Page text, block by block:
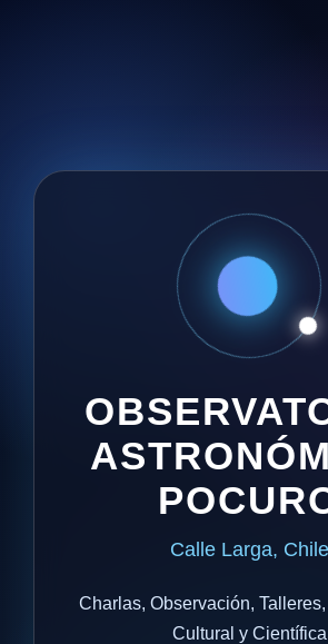
Calle Larga, Chile
Charlas, Observación,
Cultural y Científica